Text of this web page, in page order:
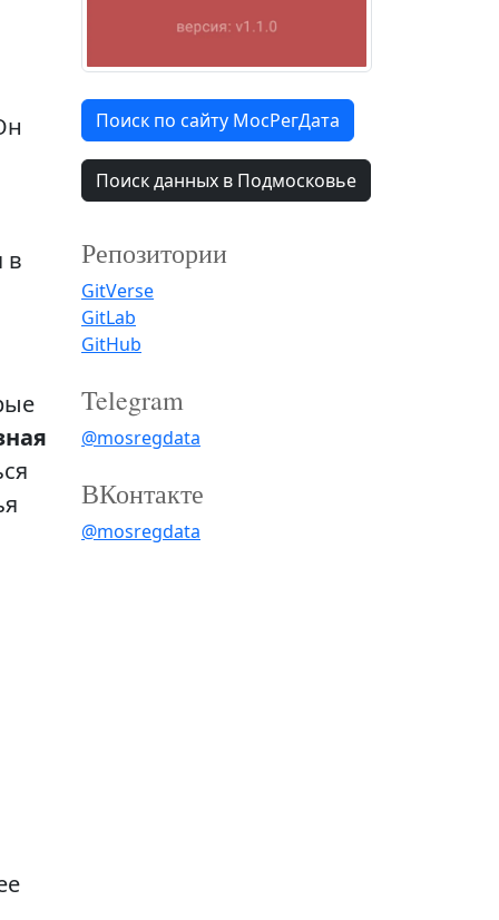
в
Поиск по сайту МосРегДата
Поиск данных в Подмосковье
Репозитории
GitVerse
GitLab
GitHub
Telegram
@mosregdata
ВКонтакте
@mosregdata